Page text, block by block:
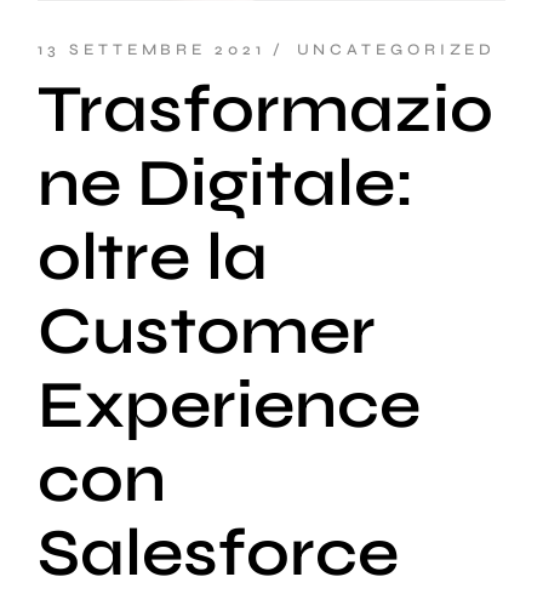
13 SETTEMBRE 2021 UNCATEGORIZED
Trasformazio
ne Digitale:
oltre la
Customer
Experience
con
Salesforce